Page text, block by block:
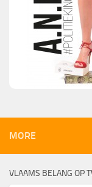
MORE
VLAAMS BELANG OP